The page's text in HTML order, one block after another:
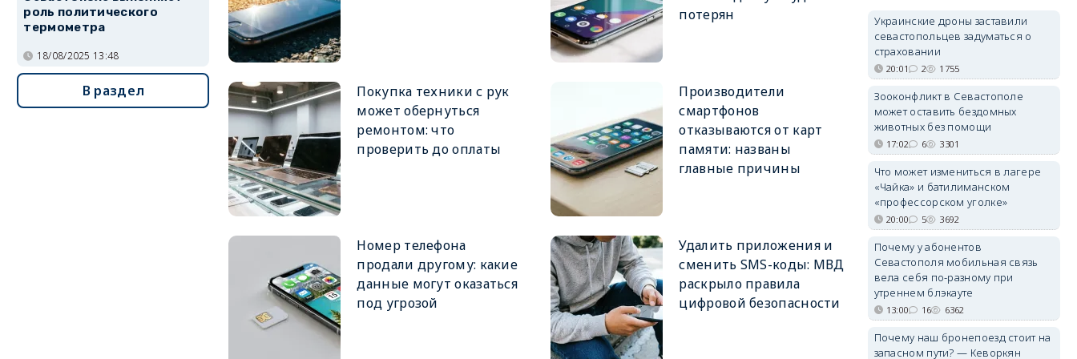
потерян
Покупка техники с рук
может обернуться
ремонтом: что
проверить до оплаты
Производители
смартфонов
отказываются от карт
памяти: названы
главные причины
Номер телефона
продали другому: какие
данные могут оказаться
под угрозой
Удалить приложения и
сменить SMS-коды: МВД
раскрыло правила
цифровой безопасности
роль политического
термометра
18/08/2025 13:48
В раздел
Украинские дроны заставили
севастопольцев задуматься о
страховании
20:01 2 1755
Зооконфликт в Севастополе
может оставить бездомных
животных без помощи
17:02 6 3301
Что может измениться в лагере
«Чайка» и батилиманском
«профессорском уголке»
20:00 5 3692
Почему у абонентов
Севастополя мобильная связь
вела себя по-разному при
утреннем блэкауте
13:00 16 6362
Почему наш бронепоезд стоит на
запасном пути? — Кеворкян